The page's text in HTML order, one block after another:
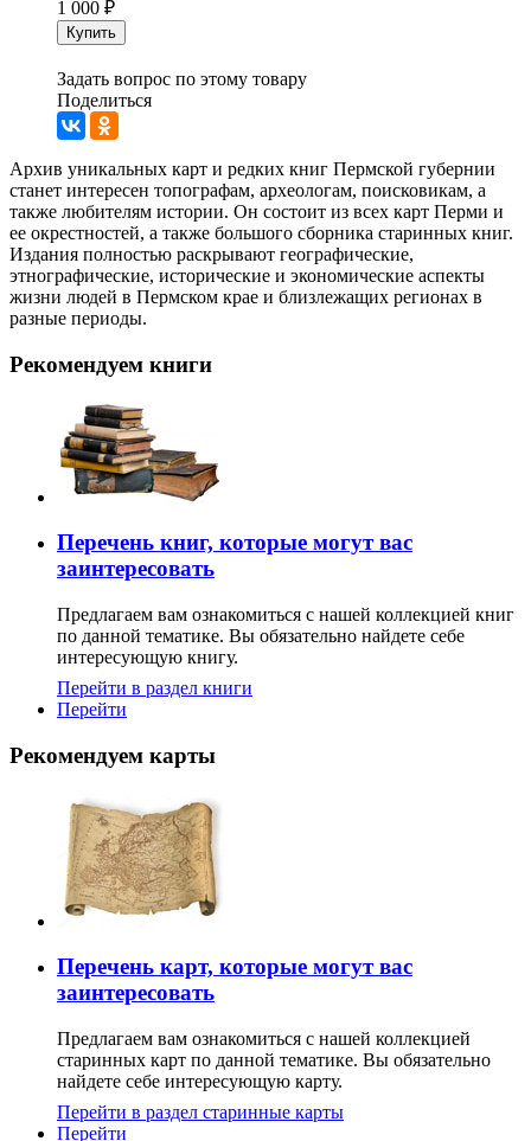
1 000 ₽
Купить
Задать вопрос по этому товару
Поделиться
Архив уникальных карт и редких книг Пермской губернии
станет интересен топографам, археологам, поисковикам, а
также любителям истории. Он состоит из всех карт Перми и
ее окрестностей, а также большого сборника старинных книг.
Издания полностью раскрывают географические,
этнографические, исторические и экономические аспекты
жизни людей в Пермском крае и близлежащих регионах в
разные периоды.
Рекомендуем книги
Перечень книг, которые могут вас
заинтересовать
Предлагаем вам ознакомиться с нашей коллекцией книг
по данной тематике. Вы обязательно найдете себе
интересующую книгу.
Перейти в раздел книги
Перейти
Рекомендуем карты
Перечень карт, которые могут вас
заинтересовать
Предлагаем вам ознакомиться с нашей коллекцией
старинных карт по данной тематике. Вы обязательно
найдете себе интересующую карту.
Перейти в раздел старинные карты
Перейти